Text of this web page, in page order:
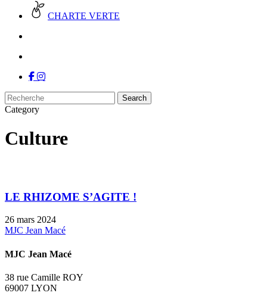
CHARTE VERTE
facebook
instagram
Search
Close
Category
Culture
LE RHIZOME S’AGITE !
26 mars 2024
MJC Jean Macé
MJC Jean Macé
38 rue Camille ROY
69007 LYON